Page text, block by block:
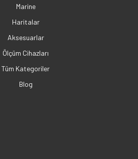
Marine
Haritalar
Aksesuarlar
Ölçüm Cihazları
Tüm Kategoriler
Blog